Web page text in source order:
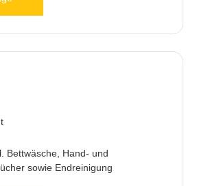
Bettwäsche, Hand- und
sowie Endreinigung